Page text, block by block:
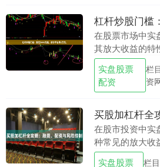
在股票市场中实
其放大收益的特
注。但不同平台
低5000元即可
万元起步。了....
实盘股票
配资
栏
资
在股市投资中实
种常见的放大收
通俗来说就是借
实盘股票
栏